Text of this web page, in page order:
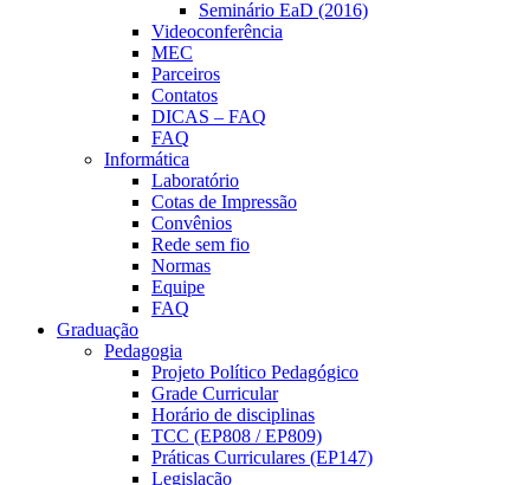
Seminário EaD (2016)
Videoconferência
MEC
Parceiros
Contatos
DICAS – FAQ
FAQ
Informática
Laboratório
Cotas de Impressão
Convênios
Rede sem fio
Normas
Equipe
FAQ
Graduação
Pedagogia
Projeto Político Pedagógico
Grade Curricular
Horário de disciplinas
TCC (EP808 / EP809)
Práticas Curriculares (EP147)
Legislação